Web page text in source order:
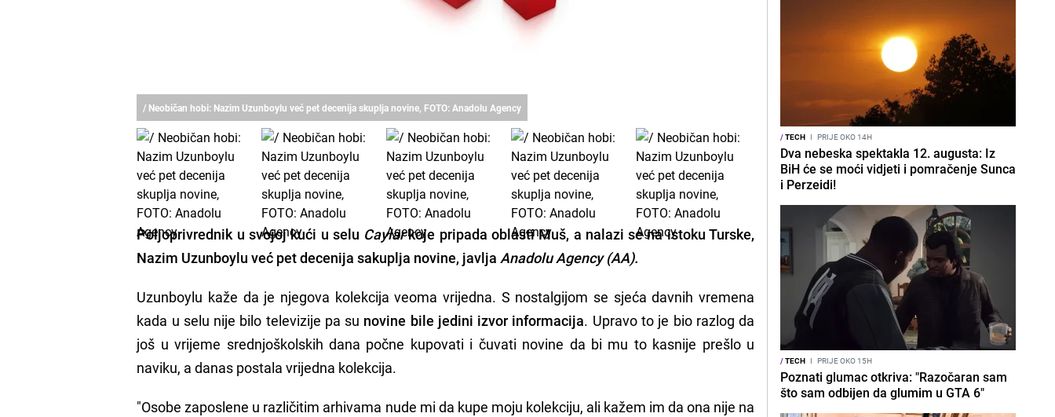
/ Neobičan hobi: Nazim Uzunboylu već pet decenija skuplja novine, FOTO: Anadolu Agency
Poljoprivrednik u svojoj kući u selu Caylarkoje pripada oblastiMuš, a nalazi se na istoku Turske,
Nazim Uzunboylu već pet decenija sakuplja novine, javlja Anadolu Agency (AA).
Uzunboylu kaže da je njegova kolekcija veoma vrijedna. S nostalgijom se sjeća davnih vremena
kada u selu nije bilo televizije pa su novine bile jedini izvor informacija. Upravo to je bio razlog da
još u vrijeme srednjoškolskih dana počne kupovati i čuvati novine da bi mu to kasnije prešlo u
naviku, a danas postala vrijedna kolekcija.
"Osobe zaposlene u različitim arhivama nude mi da kupe moju kolekciju, ali kažem im da ona nije na
/TECH I PRIJE OKO 14H
Dva nebeska spektakla 12. augusta: Iz
BiH će se moći vidjeti i pomračenje Sunca
i Perzeidi!
/TECH I PRIJE OKO 15H
Poznati glumac otkriva: "Razočaran sam
što sam odbijen da glumim u GTA 6"